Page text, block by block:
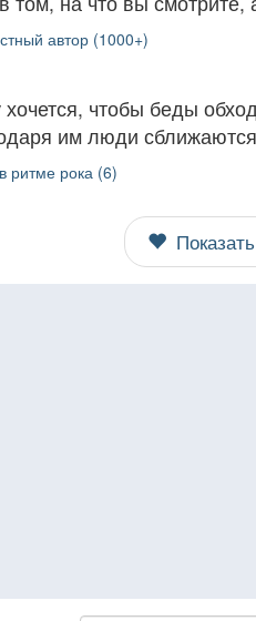
автор (1000+)
чтобы беды
им люди
ритме рока (6)